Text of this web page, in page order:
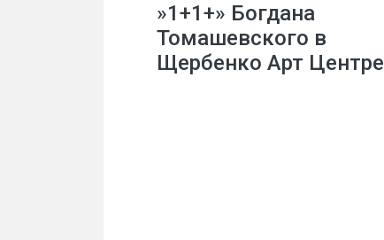
»1+1+» Богдана
Томашевского в
Щербенко Арт Центре